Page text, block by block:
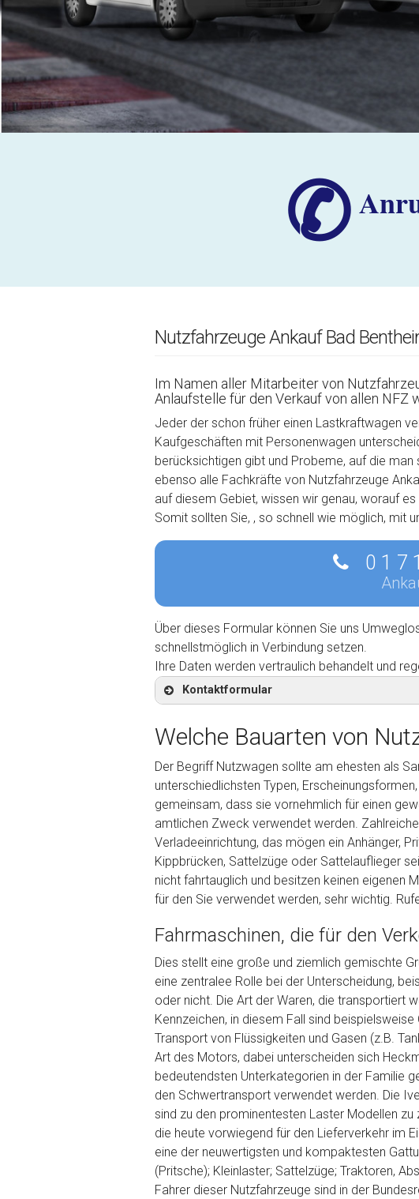
✆
Nutzfahrzeuge Ankauf Bad
Im Namen aller Mitarbeiter von
Anlaufstelle für den Verkauf von allen NFZ
Jeder der schon früher einen Lastkraftwagen
Kaufgeschäften mit Personenwagen
berücksichtigen gibt und Probeme, auf die
ebenso alle Fachkräfte von Nutzfahrzeuge
auf diesem Gebiet, wissen wir genau, worauf
Somit sollten Sie, , so schnell wie möglich, mit
0 1 7
Über dieses Formular können Sie uns
schnellstmöglich in Verbindung setzen.
Ihre Daten werden vertraulich behandelt und
Kontaktformular
Kontaktformular
Marke*
Model*
Baujahr
Getriebe
Bekannte Schäden
Kilometerstand
Preisvorstellung
Name*
Welche Bauarten von
Der Begriff Nutzwagen sollte am ehesten als
unterschiedlichsten Typen,
gemeinsam, dass sie vornehmlich für einen
amtlichen Zweck verwendet werden.
Verladeeinrichtung, das mögen ein Anhänger,
Kippbrücken, Sattelzüge oder Sattelauflieger
nicht fahrtauglich und besitzen keinen eigenen
für den Sie verwendet werden, sehr wichtig.
Fahrmaschinen, die für den
Dies stellt eine große und ziemlich gemischte
eine zentralee Rolle bei der Unterscheidung,
oder nicht. Die Art der Waren, die transportiert
Kennzeichen, in diesem Fall sind
Transport von Flüssigkeiten und Gasen (z.B.
Art des Motors, dabei unterscheiden sich
bedeutendsten Unterkategorien in der Familie
den Schwertransport verwendet werden. Die
sind zu den prominentesten Laster Modellen
die heute vorwiegend für den Lieferverkehr im
eine der neuwertigsten und kompaktesten
(Pritsche); Kleinlaster; Sattelzüge; Traktoren,
Fahrer dieser Nutzfahrzeuge sind in der